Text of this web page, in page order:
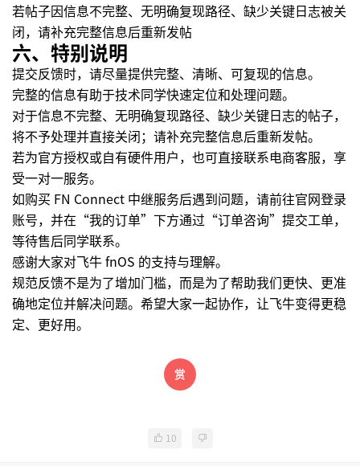
若帖子因信息不完整、无明确复现路径、缺少关键日志被关
闭，请补充完整信息后重新发帖
六、特别说明
提交反馈时，请尽量提供完整、清晰、可复现的信息。
完整的信息有助于技术同学快速定位和处理问题。
对于信息不完整、无明确复现路径、缺少关键日志的帖子，
将不予处理并直接关闭；请补充完整信息后重新发帖。
若为官方授权或自有硬件用户，也可直接联系电商客服，享
受一对一服务。
如购买 FN Connect 中继服务后遇到问题，请前往官网登录
账号，并在“我的订单”下方通过“订单咨询”提交工单，
等待售后同学联系。
感谢大家对飞牛 fnOS 的支持与理解。
规范反馈不是为了增加门槛，而是为了帮助我们更快、更准
确地定位并解决问题。希望大家一起协作，让飞牛变得更稳
定、更好用。
10